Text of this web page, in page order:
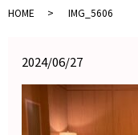
HOME IMG_5606
2024/06/27